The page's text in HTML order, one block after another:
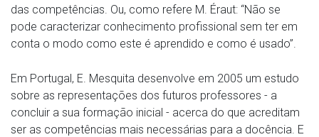
das competências. Ou, como refere M. Éraut: “Não se
pode caracterizar conhecimento profissional sem ter em
conta o modo como este é aprendido e como é usado”.
Em Portugal, E. Mesquita desenvolve em 2005 um estudo
sobre as representações dos futuros professores - a
concluir a sua formação inicial - acerca do que acreditam
ser as competências mais necessárias para a docência. E